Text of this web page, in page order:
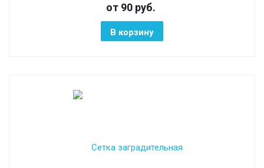
от 90 руб.
В корзину